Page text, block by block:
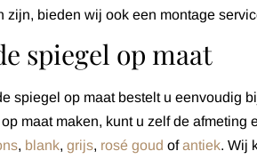
zijn, bieden wij ook een montage
spiegel op maat
spiegel op maat bestelt u eenvoudig
maat maken, kunt u zelf de
, blank, grijs, rosé goud ofantiek. Wij